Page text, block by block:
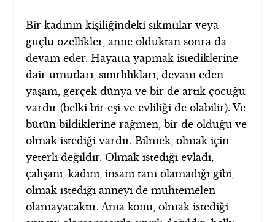
Bir kadının kişiliğindeki sıkıntılar veya
güçlü özellikler, anne olduktan sonra da
devam eder. Hayatta yapmak istediklerine
dair umutları, sınırlılıkları, devam eden
yaşam, gerçek dünya ve bir de artık çocuğu
vardır (belki bir eşi ve evliliği de olabilir). Ve
bütün bildiklerine rağmen, bir de olduğu ve
olmak istediği vardır. Bilmek, olmak için
yeterli değildir. Olmak istediği evladı,
çalışanı, kadını, insanı tam olamadığı gibi,
olmak istediği anneyi de muhtemelen
olamayacaktır. Ama konu, olmak istediği